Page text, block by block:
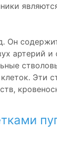
Он
артерий
Эти